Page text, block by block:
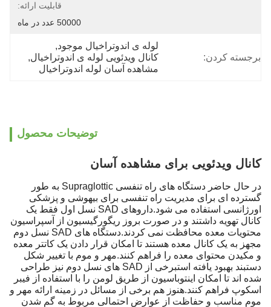
قابلیت ارائه:
50000 عدد در ماه
برجسته کردن:
لوله ی اندوتراخیال موجود,
کانال ویدئویی لوله ی اندوتراخیال ,
مشاهده آسان لوله اندوتراخیال
توضیحات محصول
کانال ویدئویی برای مشاهده آسان
در حال حاضر دستگاه های راه تنفسی Supraglottic به طور
گسترده ای برای مدیریت راه تنفسی برای بیهوشی و پزشکی
اورژانسی استفاده می شود.داروهای SAD نسل اول فقط یک
کانال تهویه داشتند و در صورت بروز ریگورگیسیون از آسپراسیون
محتویات معده محافظت نمی کردند.دستگاه های SAD نسل دوم
مجهز به یک کانال معده هستند تا امکان قرار دادن یک کاتتر معده
و مکیدن محتوای معده را فراهم کنند.مهر و موم با تغییر شکل
دستبند بهبود یافته استبرخی از SAD های نسل دوم نیز طراحی
شده اند تا امکان اینتوباسیون از طریق لومن را با استفاده از فیبر
اسکوپ فراهم کنند.هنوز هم برخی از مسائل در زمینه ارائه مهر و
موم مناسب و حفاظت از عوارض احتمالی مربوط به گم شدن